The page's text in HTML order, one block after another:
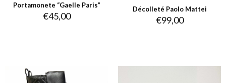
Portamonete “Gaelle Paris”
€45,00
Décolleté Paolo Mattei
€99,00